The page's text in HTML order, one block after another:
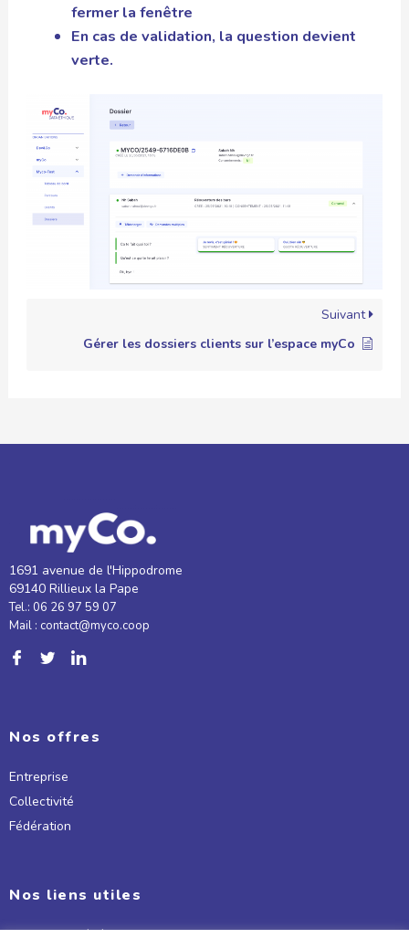
fermer la fenêtre
En cas de validation, la question devient
verte.
Suivant
Gérer les dossiers clients sur l’espace myCo
1691 avenue de l'Hippodrome
69140 Rillieux la Pape
Tel.: 06 26 97 59 07
Mail : contact@myco.coop
Nos offres
Entreprise
Collectivité
Fédération
Nos liens utiles
Conditions Générales d'utilisation